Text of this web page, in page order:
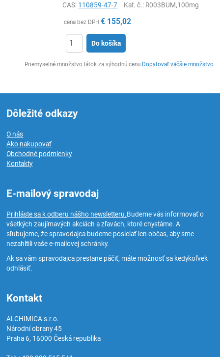
CAS: 110859-47-7 Kat. č.: R003BUM,100mg
cena bez DPH € 155,02
Do košíka
Priemyselné množstvo látok za výhodnú cenu Dopytovať väčšie množstvo
Dôležité odkazy
O nás
Ako nakupovať
Obchodné podmienky
Kontakty
E-mailový spravodaj
Prihláste sa k odberu nášho newsletteru.Budeme vás informovať o
všetkých zaujímavých akciách a zľavách, ktoré chystáme. A
sľubujeme, že spravodajca budeme posielať len občas, aby sme
nezahltili vaše e-mailovej schránky.
Ak sa vám spravodajca prestane páčiť, máte možnosť sa kedykoľvek
odhlásiť.
Kontakt
ALCHIMICA s.r.o.
Národní obrany 45
Praha 6, 16000Česká republika